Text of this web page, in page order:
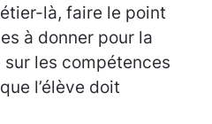
là, faire le point
à donner pour la
les compétences
l’élève doit